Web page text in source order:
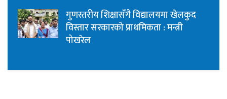
गुणस्तरीय शिक्षासँगै विद्यालयमा खेलकुद
विस्तार सरकारको प्राथमिकता : मन्त्री
पोखरेल